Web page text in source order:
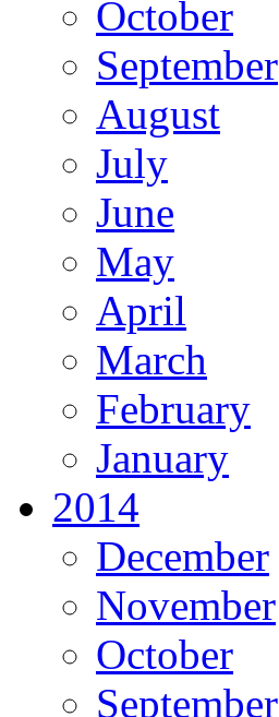
October
September
August
July
June
May
April
March
February
January
2014
December
November
October
September